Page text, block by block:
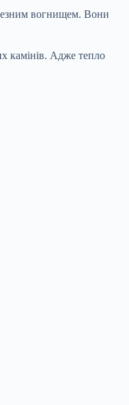
вогнищем. Вони
камінів. Адже тепло